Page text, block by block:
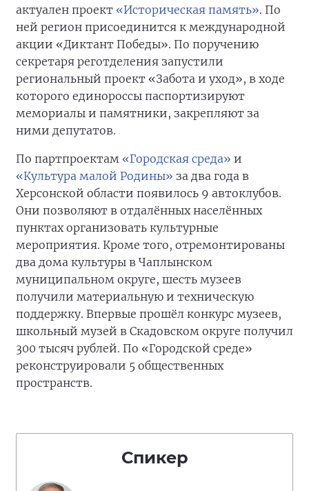
актуален проект «Историческая память». По
ней регион присоединится к международной
акции «Диктант Победы». По поручению
секретаря реготделения запустили
региональный проект «Забота и уход», в ходе
которого единороссы паспортизируют
мемориалы и памятники, закрепляют за
ними депутатов.
По партпроектам «Городская среда» и
«Культура малой Родины» за два года в
Херсонской области появилось 9 автоклубов.
Они позволяют в отдалённых населённых
пунктах организовать культурные
мероприятия. Кроме того, отремонтированы
два дома культуры в Чаплынском
муниципальном округе, шесть музеев
получили материальную и техническую
поддержку. Впервые прошёл конкурс музеев,
школьный музей в Скадовском округе получил
300 тысяч рублей. По «Городской среде»
реконструировали 5 общественных
пространств.
Спикер